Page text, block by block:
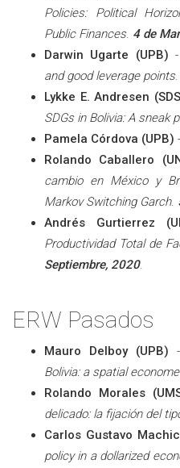
Policies: Political
Public Finances. 4 de
Darwin Ugarte (UPB) -
and good leverage points.
Lykke E. Andresen
SDGs in Bolivia: A sneak
Pamela Córdova (UPB)
Rolando Caballero
cambio en México y
Markov Switching Garch.
Andrés Gurtierrez
Productividad Total de
Septiembre, 2020.
ERW Pasados
Mauro Delboy (UPB) -
Bolivia: a spatial
Rolando Morales
delicado: la fijación del
Carlos Gustavo
policy in a dollarized